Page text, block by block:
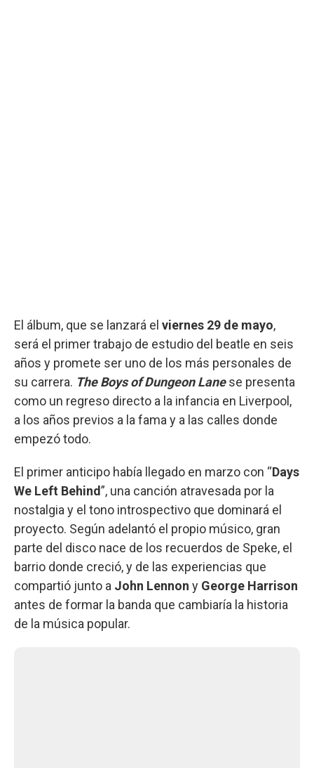
El álbum, que se lanzará el viernes 29 de mayo,
será el primer trabajo de estudio del beatle en seis
años y promete ser uno de los más personales de
su carrera. The Boys of Dungeon Lanese presenta
como un regreso directo a la infancia en Liverpool,
a los años previos a la fama y a las calles donde
empezó todo.
El primer anticipo había llegado en marzo con “Days
We Left Behind”, una canción atravesada por la
nostalgia y el tono introspectivo que dominará el
proyecto. Según adelantó el propio músico, gran
parte del disco nace de los recuerdos de Speke, el
barrio donde creció, y de las experiencias que
compartió junto a John Lennon y George Harrison
antes de formar la banda que cambiaría la historia
de la música popular.